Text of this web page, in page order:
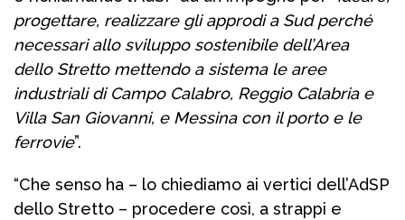
progettare, realizzare gli approdi a Sud perché
necessari allo sviluppo sostenibile dell’Area
dello Stretto mettendo a sistema le aree
industriali di Campo Calabro, Reggio Calabria e
Villa San Giovanni, e Messina con il porto e le
ferrovie”.
“Che senso ha – lo chiediamo ai vertici dell’AdSP
dello Stretto – procedere così, a strappi e